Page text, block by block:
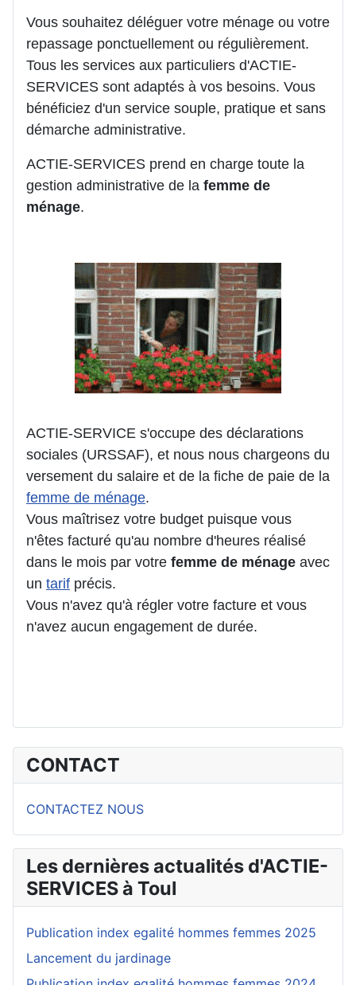
Vous souhaitez déléguer votre ménage ou votre
repassage ponctuellement ou régulièrement.
Tous les services aux particuliers d'ACTIE-
SERVICES sont adaptés à vos besoins. Vous
bénéficiez d'un service souple, pratique et sans
démarche administrative.
ACTIE-SERVICES prend en charge toute la
gestion administrative de la femme de
ménage.
ACTIE-SERVICE s'occupe des déclarations
sociales (URSSAF), et nous nous chargeons du
versement du salaire et de la fiche de paie de la
femme de ménage.
Vous maîtrisez votre budget puisque vous
n'êtes facturé qu'au nombre d'heures réalisé
dans le mois par votre femme de ménage avec
un tarif précis.
Vous n'avez qu'à régler votre facture et vous
n'avez aucun engagement de durée.
CONTACT
CONTACTEZ NOUS
Les dernières actualités d'ACTIE-
SERVICES à Toul
Publication index egalité hommes femmes 2025
Lancement du jardinage